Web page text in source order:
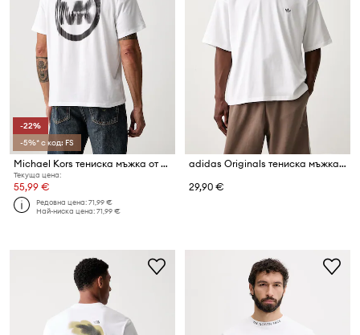
-22%
-5%* с код: FS
Michael Kors тениска мъжка от памук
Текуща цена:
55,99 €
Редовна цена:71,99 €
Най-ниска цена:71,99 €
adidas Originals тениска мъжка от памук Trefoil
29,90 €